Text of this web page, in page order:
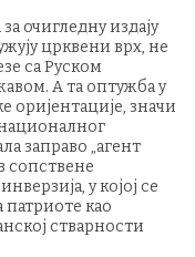
очигледну издају
црквени врх, не
са Руском
А та оптужба у
значи
националног
заправо „агент
сопствене
у којој се
патриоте као
стварности